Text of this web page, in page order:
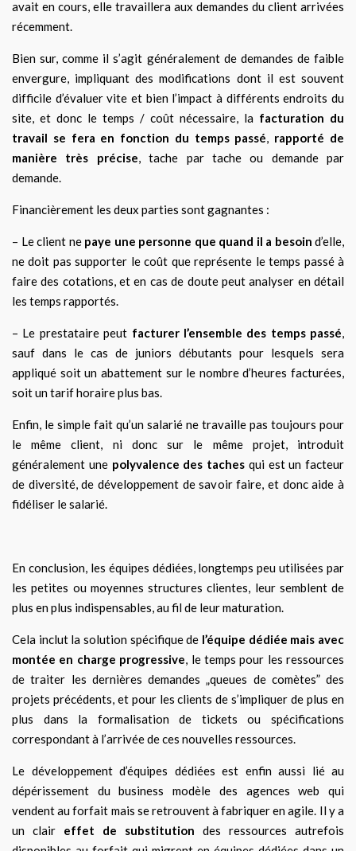
avait en cours, elle travaillera aux demandes du client arrivées
récemment.
Bien sur, comme il s’agit généralement de demandes de faible
envergure, impliquant des modifications dont il est souvent
difficile d’évaluer vite et bien l’impact à différents endroits du
site, et donc le temps / coût nécessaire, la facturation du
travail se fera en fonction du temps passé, rapporté de
manière très précise, tache par tache ou demande par
demande.
Financièrement les deux parties sont gagnantes :
– Le client ne paye une personne que quand il a besoin d’elle,
ne doit pas supporter le coût que représente le temps passé à
faire des cotations, et en cas de doute peut analyser en détail
les temps rapportés.
– Le prestataire peut facturer l’ensemble des temps passé,
sauf dans le cas de juniors débutants pour lesquels sera
appliqué soit un abattement sur le nombre d’heures facturées,
soit un tarif horaire plus bas.
Enfin, le simple fait qu’un salarié ne travaille pas toujours pour
le même client, ni donc sur le même projet, introduit
généralement une polyvalence des taches qui est un facteur
de diversité, de développement de savoir faire, et donc aide à
fidéliser le salarié.
En conclusion, les équipes dédiées, longtemps peu utilisées par
les petites ou moyennes structures clientes, leur semblent de
plus en plus indispensables, au fil de leur maturation.
Cela inclut la solution spécifique de l’équipe dédiée mais avec
montée en charge progressive, le temps pour les ressources
de traiter les dernières demandes „queues de comètes” des
projets précédents, et pour les clients de s’impliquer de plus en
plus dans la formalisation de tickets ou spécifications
correspondant à l’arrivée de ces nouvelles ressources.
Le développement d’équipes dédiées est enfin aussi lié au
dépérissement du business modèle des agences web qui
vendent au forfait mais se retrouvent à fabriquer en agile. Il y a
un clair effet de substitution des ressources autrefois